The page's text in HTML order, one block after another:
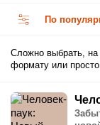
По
Сложно выбрать, на
формату или